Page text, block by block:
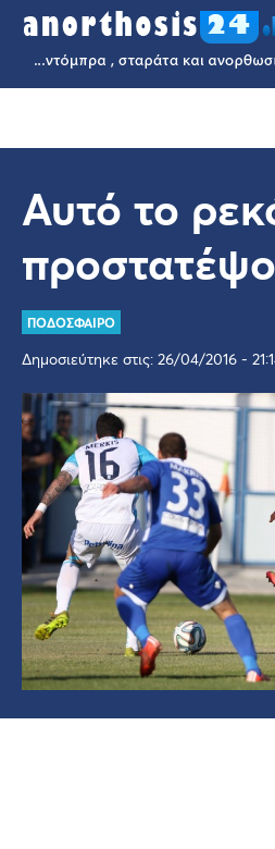
Αυτό το
ΠΟΔΟΣΦΑΙΡΟ
Δημοσιεύτηκε στις: 26/04/2016 -